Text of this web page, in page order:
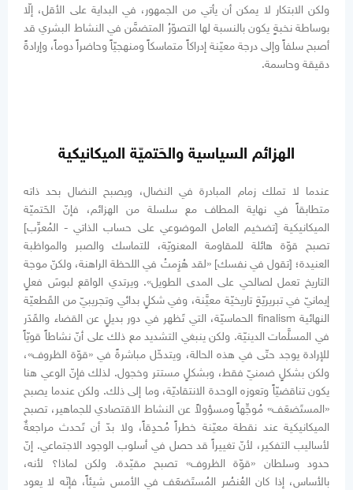
ولكن الابتكار لا يمكن أن يأتي من الجمهور، في البداية على الأقل، إلّا
بوساطة نخبةٍ يكون بالنسبة لها التصوّرُ المتضمَّن في النشاط البشري قد
أصبح سلفاً وإلى درجة معيّنة إدراكاً متماسكاً ومنهجيّاً وحاضراً دوماً، وإرادةً
دقيقة وحاسمة.
الهزائم السياسية والحَتميّة الميكانيكية
عندما لا تملك زمام المبادرة في النضال، ويصبح النضال بحد ذاته
متطابقاً في نهاية المطاف مع سلسلة من الهزائم، فإنّ الحَتميّة
الميكانيكية [تضخيم العامل الموضوعي على حساب الذاتي - المُعرِّب]
تصبح قوّة هائلة للمقاومة المعنويّة، للتماسك والصبر والمواظبة
العنيدة؛ [تقول في نفسك] «لقد هُزِمتُ في اللحظة الراهنة، ولكنّ موجة
التاريخ تعمل لصالحي على المدى الطويل». ويرتدي الواقع لبوسَ فعلٍ
إيمانيّ في تبريريّةٍ تاريخيّة معيَّنة، وفي شكلٍ بدائي وتجريبيّ من القَطعيّة
النهائية finalism الحماسيّة، التي تَظهر في دور بديلٍ عن القضاء والقَدَر
في المسلَّمات الدينيّة. ولكن ينبغي التشديد مع ذلك على أنّ نشاطاً قويّاً
للإرادة يوجد حتّى في هذه الحالة، ويتدخّل مباشرةً في «قوّة الظروف»،
ولكن بشكلٍ ضمنيّ فقط، وبشكلٍ مستتر وخجول. لذلك فإنّ الوعي هنا
يكون تناقضيّاً وتعوزه الوحدة الانتقاديّة، وما إلى ذلك. ولكن عندما يصبح
«المستَضعَف» مُوجِّهاً ومسؤولاً عن النشاط الاقتصادي للجماهير، تصبح
الميكانيكية عند نقطة معيّنة خطراً مُحدِقاً، ولا بدّ أن تَحدث مراجعةٌ
لأساليب التفكير، لأنّ تغييراً قد حصل في أسلوب الوجود الاجتماعي. إنّ
حدود وسلطان «قوّة الظروف» تصبح مقيّدة. ولكن لماذا؟ لأنه،
بالأساس، إذا كان العُنصُر المُستَضعَف في الأمس شيئاً، فإنّه لا يعود